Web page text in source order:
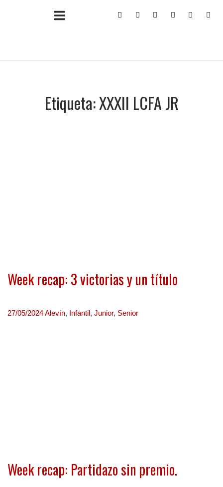
Etiqueta:XXXII LCFA JR
Week recap: 3 victorias y un título
27/05/2024Alevín, Infantil, Junior, Senior
Week recap: Partidazo sin premio.